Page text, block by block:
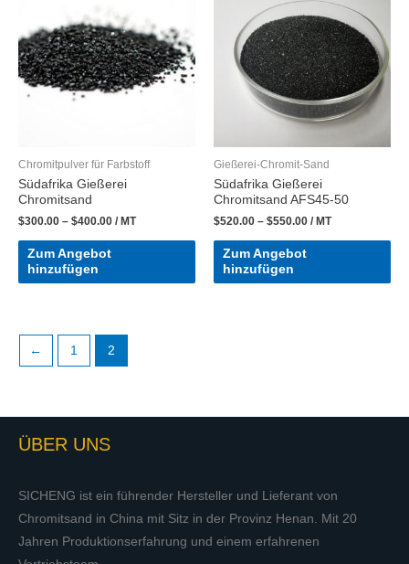
Chromitpulver für Farbstoff
Südafrika Gießerei
Chromitsand
$300.00 – $400.00 / MT
Zum Angebot
hinzufügen
Gießerei-Chromit-Sand
Südafrika Gießerei
Chromitsand AFS45-50
$520.00 – $550.00 / MT
Zum Angebot
hinzufügen
← 1 2
ÜBER UNS
SICHENG ist ein führender Hersteller und Lieferant von
Chromitsand in China mit Sitz in der Provinz Henan. Mit 20
Jahren Produktionserfahrung und einem erfahrenen